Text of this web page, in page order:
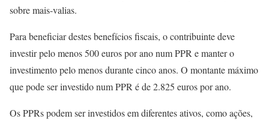
sobre mais-valias.
Para beneficiar destes benefícios fiscais, o contribuinte deve
investir pelo menos 500 euros por ano num PPR e manter o
investimento pelo menos durante cinco anos. O montante máximo
que pode ser investido num PPR é de 2.825 euros por ano.
Os PPRs podem ser investidos em diferentes ativos, como ações,